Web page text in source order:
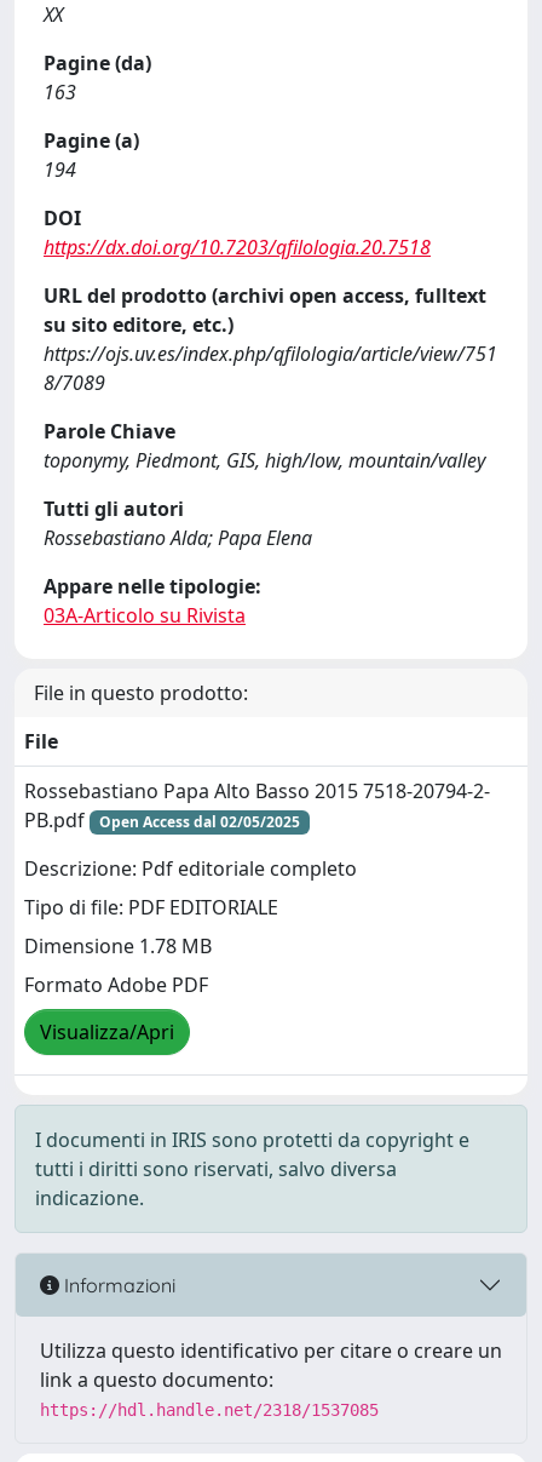
XX
Pagine (da)
163
Pagine (a)
194
DOI
https://dx.doi.org/10.7203/qfilologia.20.7518
URL del prodotto (archivi open access, fulltext
su sito editore, etc.)
https://ojs.uv.es/index.php/qfilologia/article/view/751
8/7089
Parole Chiave
toponymy, Piedmont, GIS, high/low, mountain/valley
Tutti gli autori
Rossebastiano Alda; Papa Elena
Appare nelle tipologie:
03A-Articolo su Rivista
File in questo prodotto:
File
Rossebastiano Papa Alto Basso 2015 7518-20794-2-
PB.pdf
Open Access dal 02/05/2025
Descrizione: Pdf editoriale completo
Tipo di file: PDF EDITORIALE
Dimensione 1.78 MB
Formato Adobe PDF
Visualizza/Apri
I documenti in IRIS sono protetti da copyright e
tutti i diritti sono riservati, salvo diversa
indicazione.
Informazioni
Utilizza questo identificativo per citare o creare un
link a questo documento:
https://hdl.handle.net/2318/1537085